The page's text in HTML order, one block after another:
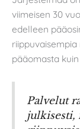
viimeisen 30
edelleen
pääomasta
Palvelut
julkisesti,